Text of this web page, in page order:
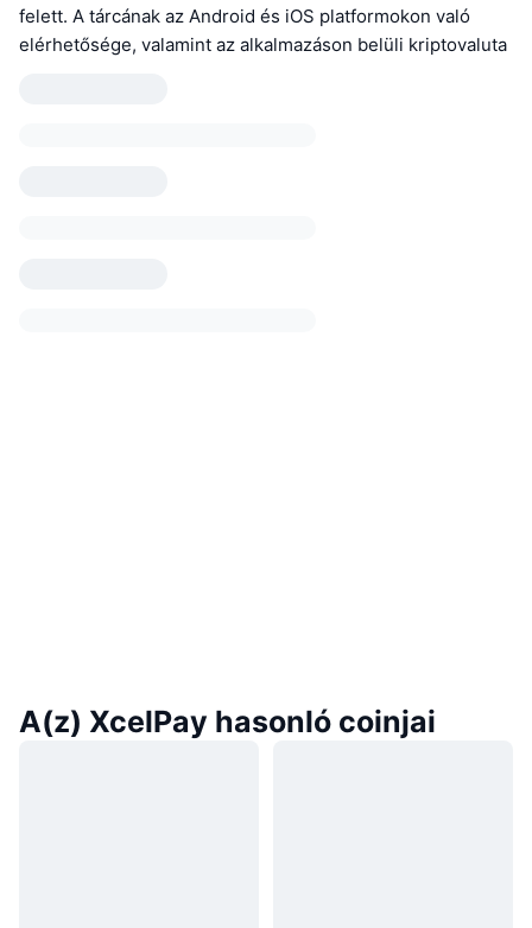
felett. A tárcának az Android és iOS platformokon való
elérhetősége, valamint az alkalmazáson belüli kriptovaluta
A(z) XcelPay hasonló coinjai